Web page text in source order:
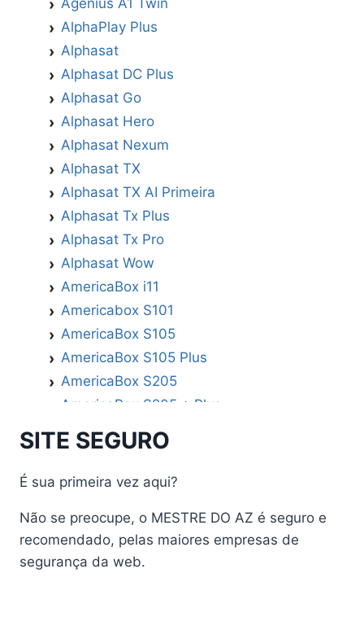
Agenius A1 Twin
AlphaPlay Plus
Alphasat
Alphasat DC Plus
Alphasat Go
Alphasat Hero
Alphasat Nexum
Alphasat TX
Alphasat TX AI Primeira
Alphasat Tx Plus
Alphasat Tx Pro
Alphasat Wow
AmericaBox i11
Americabox S101
AmericaBox S105
AmericaBox S105 Plus
AmericaBox S205
AmericaBox S205 + Plus
AmericaBox S305 GX
AmericaBox S305 Plus
AmericaBox S705
Athomics
Athomics Active Express Primeira
Athomics Eon UHD
SITE SEGURO
É sua primeira vez aqui?
Não se preocupe, o MESTRE DO AZ é seguro e
recomendado, pelas maiores empresas de
segurança da web.